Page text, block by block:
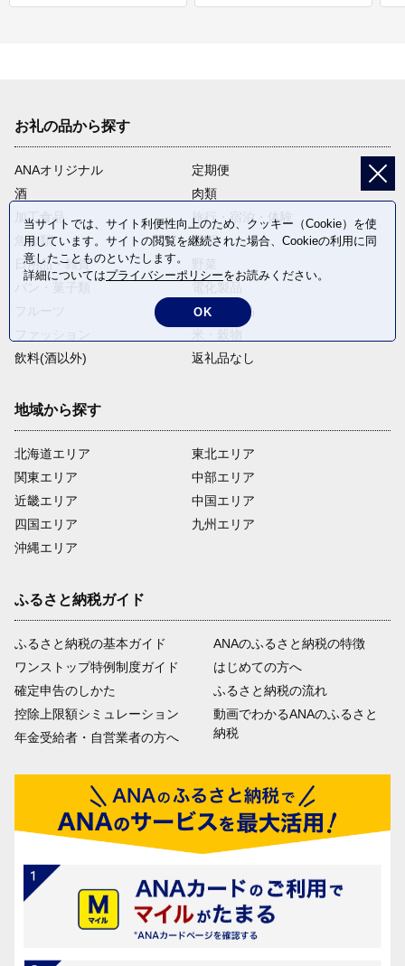
お礼の品から探す
ANAオリジナル
定期便
酒
肉類
加工食品
旅行・宿泊・体験
魚介類
麺類
日用品・雑貨
卵・乳製品
飲料(酒以外)
返礼品なし
地域から探す
北海道エリア
関東エリア
近畿エリア
四国エリア
沖縄エリア
東北エリア
中部エリア
中国エリア
九州エリア
ふるさと納税ガイド
ふるさと納税の基本ガイド
ワンストップ特例制度ガイド
確定申告のしかた
控除上限額シミュレーション
年金受給者・自営業者の方へ
ANAのふるさと納税の特徴
はじめての方へ
ふるさと納税の流れ
動画でわかるANAのふるさと
納税
当サイトでは、サイト利便性向上のため、クッキー（Cookie）を使
用しています。サイトの閲覧を継続された場合、Cookieの利用に同
意したことものといたします。
詳細についてはプライバシーポリシーをお読みください。
OK